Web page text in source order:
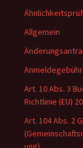
Allgemein
Art. 10 Abs. 3
Richtlinie (EU)
Art. 104 Abs. 2